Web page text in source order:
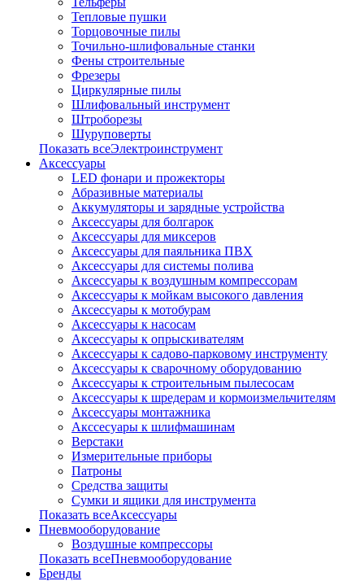
Тепловые пушки
Торцовочные пилы
Точильно-шлифовальные станки
Фены строительные
Фрезеры
Циркулярные пилы
Шлифовальный инструмент
Штроборезы
Шуруповерты
Показать всеЭлектроинструмент
Аксессуары
LED фонари и прожекторы
Абразивные материалы
Аккумуляторы и зарядные устройства
Аксессуары для болгарок
Аксессуары для миксеров
Аксессуары для паяльника ПВХ
Аксессуары для системы полива
Аксессуары к воздушным компрессорам
Аксессуары к мойкам высокого давления
Аксессуары к мотобурам
Аксессуары к насосам
Аксессуары к опрыскивателям
Аксессуары к садово-парковому инструменту
Аксессуары к сварочному оборудованию
Аксессуары к строительным пылесосам
Аксессуары к шредерам и кормоизмельчителям
Аксессуары монтажника
Акссесуары к шлифмашинам
Верстаки
Измерительные приборы
Патроны
Средства защиты
Сумки и ящики для инструмента
Показать всеАксессуары
Пневмооборудование
Воздушные компрессоры
Показать всеПневмооборудование
Бренды